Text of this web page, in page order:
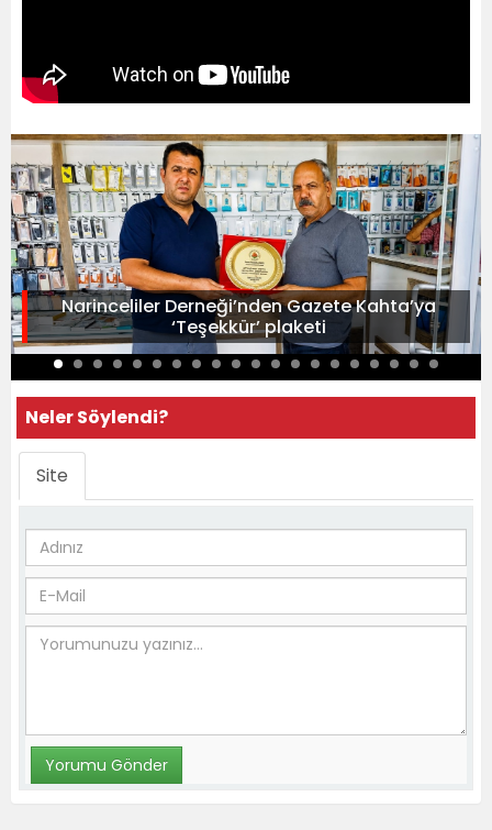
Narinceliler Derneği’nden Gazete Kahta’ya
‘Teşekkür’ plaketi
Neler Söylendi?
Site